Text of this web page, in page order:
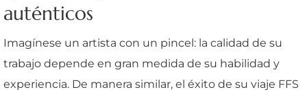
auténticos
Imagínese un artista con un pincel: la calidad de su
trabajo depende en gran medida de su habilidad y
experiencia. De manera similar, el éxito de su viaje FFS